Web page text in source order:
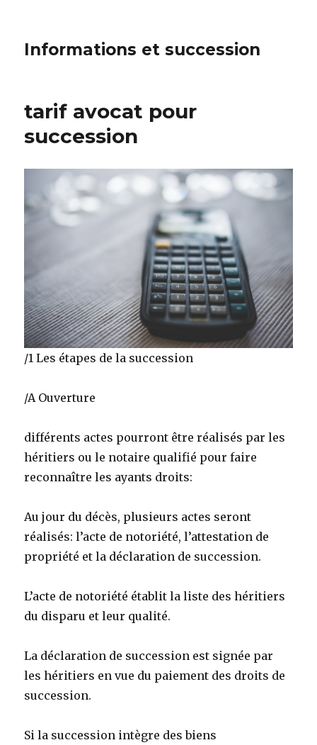
Informations et succession
tarif avocat pour
succession
/1 Les étapes de la succession
/A Ouverture
différents actes pourront être réalisés par les
héritiers ou le notaire qualifié pour faire
reconnaître les ayants droits:
Au jour du décès, plusieurs actes seront
réalisés: l’acte de notoriété, l’attestation de
propriété et la déclaration de succession.
L’acte de notoriété établit la liste des héritiers
du disparu et leur qualité.
La déclaration de succession est signée par
les héritiers en vue du paiement des droits de
succession.
Si la succession intègre des biens